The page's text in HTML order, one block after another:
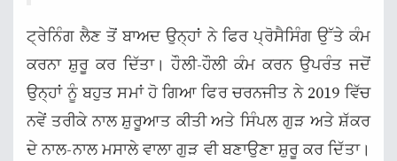
ਟ੍ਰੇਨਿੰਗ ਲੈਣ ਤੋਂ ਬਾਅਦ ਉਨ੍ਹਾਂ ਨੇ ਫਿਰ ਪ੍ਰੋਸੈਸਿੰਗ ਉੱਤੇ ਕੰਮ
ਕਰਨਾ ਸ਼ੁਰੂ ਕਰ ਦਿੱਤਾ। ਹੌਲੀ-ਹੌਲੀ ਕੰਮ ਕਰਨ ਉਪਰੰਤ ਜਦੋਂ
ਉਨ੍ਹਾਂ ਨੂੰ ਬਹੁਤ ਸਮਾਂ ਹੋ ਗਿਆ ਫਿਰ ਚਰਨਜੀਤ ਨੇ 2019 ਵਿੱਚ
ਨਵੇਂ ਤਰੀਕੇ ਨਾਲ ਸ਼ੁਰੂਆਤ ਕੀਤੀ ਅਤੇ ਸਿੰਪਲ ਗੁੜ ਅਤੇ ਸ਼ੱਕਰ
ਦੇ ਨਾਲ-ਨਾਲ ਮਸਾਲੇ ਵਾਲਾ ਗੁੜ ਵੀ ਬਣਾਉਣਾ ਸ਼ੁਰੂ ਕਰ ਦਿੱਤਾ।